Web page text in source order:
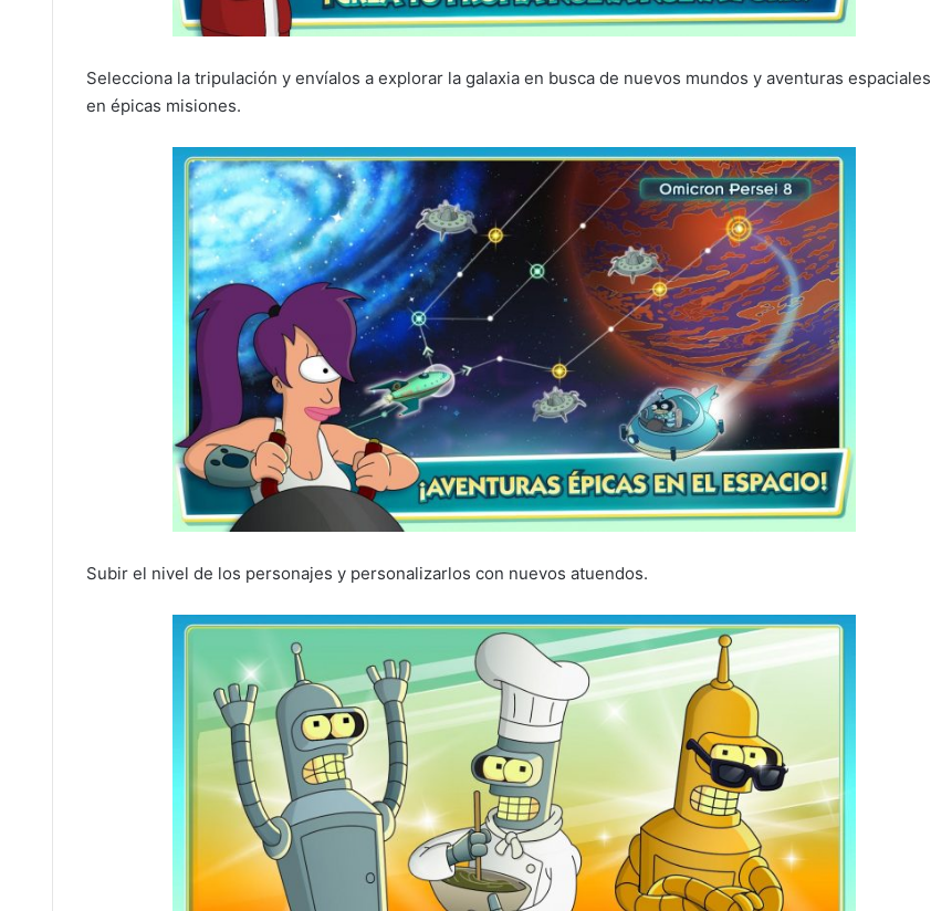
Selecciona la tripulación y envíalos a explorar la galaxia en busca de nuevos mundos y aventuras espaciales
en épicas misiones.
Subir el nivel de los personajes y personalizarlos con nuevos atuendos.